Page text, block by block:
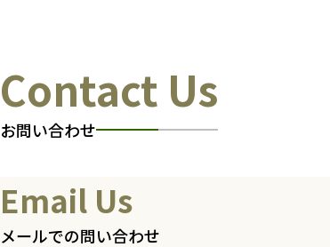
Contact Us
お問い合わせ
Email Us
メールでの問い合わせ